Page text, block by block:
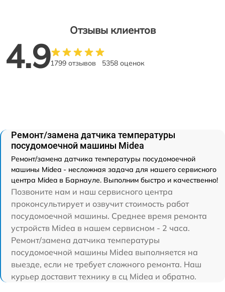
Отзывы клиентов
4.91799 отзывов 5358 оценок
Ремонт/замена датчика температуры
посудомоечной машины Midea
Ремонт/замена датчика температуры посудомоечной
машины Midea - несложная задача для нашего сервисного
центра Midea в Барнауле. Выполним быстро и качественно!
Позвоните нам и наш сервисного центра
проконсультирует и озвучит стоимость работ
посудомоечной машины. Среднее время ремонта
устройств Midea в нашем сервисном - 2 часа.
Ремонт/замена датчика температуры
посудомоечной машины Midea выполняется на
выезде, если не требует сложного ремонта. Наш
курьер доставит технику в сц Midea и обратно.